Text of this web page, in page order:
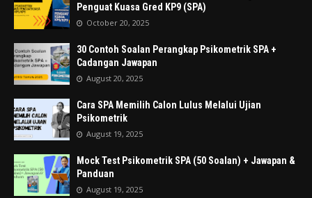
Penguat Kuasa Gred KP9 (SPA)
October 20, 2025
30 Contoh Soalan Perangkap Psikometrik SPA +
Cadangan Jawapan
August 20, 2025
Cara SPA Memilih Calon Lulus Melalui Ujian
Psikometrik
August 19, 2025
Mock Test Psikometrik SPA (50 Soalan) + Jawapan &
Panduan
August 19, 2025